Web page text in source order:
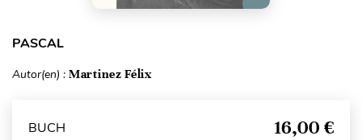
PASCAL
Autor(en) : Martinez Félix
BUCH 16,00 €